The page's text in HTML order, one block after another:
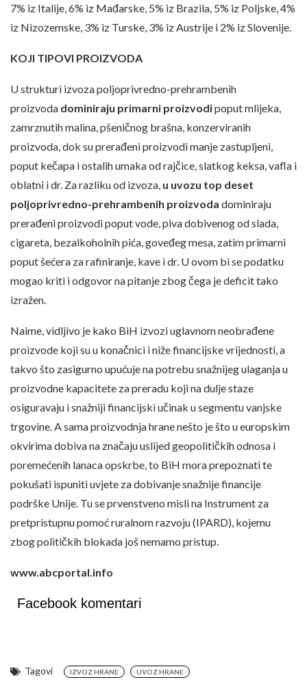
7% iz Italije, 6% iz Mađarske, 5% iz Brazila, 5% iz Poljske, 4%
iz Nizozemske, 3% iz Turske, 3% iz Austrije i 2% iz Slovenije.
KOJI TIPOVI PROIZVODA
U strukturi izvoza poljoprivredno-prehrambenih
proizvoda dominiraju primarni proizvodipoput mlijeka,
zamrznutih malina, pšeničnog brašna, konzerviranih
proizvoda, dok su prerađeni proizvodi manje zastupljeni,
poput kečapa i ostalih umaka od rajčice, slatkog keksa, vafla i
oblatni i dr. Za razliku od izvoza, u uvozu top deset
poljoprivredno-prehrambenih proizvoda dominiraju
prerađeni proizvodi poput vode, piva dobivenog od slada,
cigareta, bezalkoholnih pića, goveđeg mesa, zatim primarni
poput šećera za rafiniranje, kave i dr. U ovom bi se podatku
mogao kriti i odgovor na pitanje zbog čega je deficit tako
izražen.
Naime, vidljivo je kako BiH izvozi uglavnom neobrađene
proizvode koji su u konačnici i niže financijske vrijednosti, a
takvo što zasigurno upućuje na potrebu snažnijeg ulaganja u
proizvodne kapacitete za preradu koji na dulje staze
osiguravaju i snažniji financijski učinak u segmentu vanjske
trgovine. A sama proizvodnja hrane nešto je što u europskim
okvirima dobiva na značaju uslijed geopolitičkih odnosa i
poremećenih lanaca opskrbe, to BiH mora prepoznati te
pokušati ispuniti uvjete za dobivanje snažnije financije
podrške Unije. Tu se prvenstveno misli na Instrument za
pretpristupnu pomoć ruralnom razvoju (IPARD), kojemu
zbog političkih blokada još nemamo pristup.
www.abcportal.info
Facebook komentari
Tagovi IZVOZ HRANE UVOZ HRANE